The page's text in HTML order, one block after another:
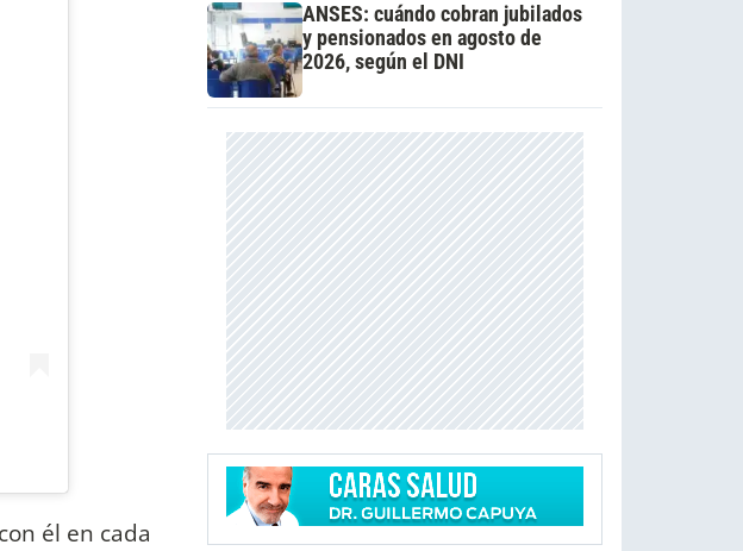
él en cada
ANSES: cuándo cobran jubilados
y pensionados en agosto de
2026, según el DNI